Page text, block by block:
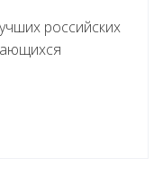
российских